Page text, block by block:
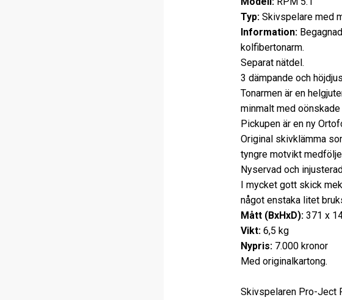
Typ:Skivspelare med
Information:
kolfibertonarm.
Separat nätdel.
3 dämpande och
Tonarmen är en
minmalt med oönskade
Pickupen är en ny
Original skivklämma
tyngre motvikt
Nyservad och
I mycket gott skick
något enstaka litet
Mått (BxHxD):371 x
Vikt:6,5 kg
Nypris:7.000 kronor
Med originalkartong.
Skivspelaren Pro-Ject